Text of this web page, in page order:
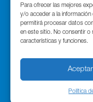
Para ofrecer las mejores
y/o acceder a la
permitirá procesar datos
en este sitio. No consentir o
características y funciones.
Aceptar
Política